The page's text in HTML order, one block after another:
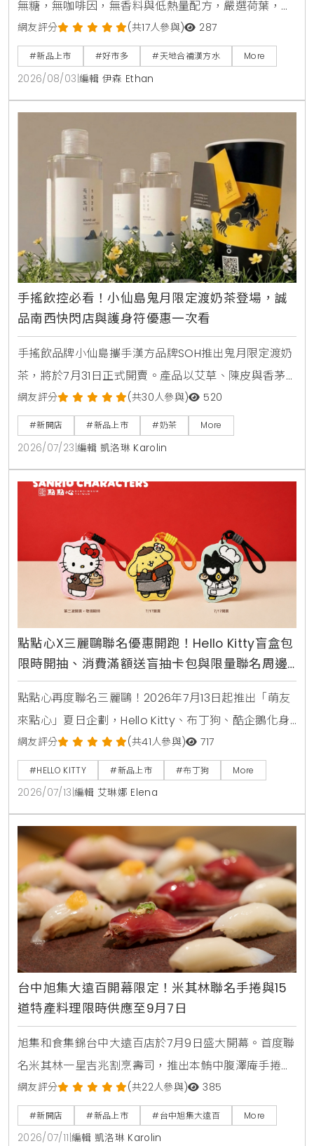
無糖，無咖啡因，無香料與低熱量配方，嚴選荷葉，薏
仁，山楂等草本素材，口感甘潤清爽。產品於2026年8
月上旬全台好市多Costco獨家上市，每箱24入售價
729元，提供日常輕鬆補水新選擇。
網友評分 (共17人參與) 287
#新品上市 #好市多 #天地合補漢方水 More
2026/08/03 編輯 伊森 Ethan
手搖飲控必看！小仙島鬼月限定渡奶茶登場，誠
品南西快閃店與護身符優惠一次看
手搖飲品牌小仙島攜手漢方品牌SOH推出鬼月限定渡奶
茶，將於7月31日正式開賣。產品以艾草、陳皮與香茅
等草本食材入茶，帶給讀者清爽去悶的全新風味。同步
登場的還有誠品生活台北南西店快閃店，以及與
Allumer Dessert合作的中秋甜點禮盒，提供豐富的生
活體驗與門市優惠。
網友評分 (共30人參與) 520
#新開店 #新品上市 #奶茶 More
2026/07/23 編輯 凱洛琳 Karolin
點點心X三麗鷗聯名優惠開跑！Hello Kitty盲盒包
限時開抽、消費滿額送盲抽卡包與限量聯名周邊
攻略
點點心再度聯名三麗鷗！2026年7月13日起推出「萌友
來點心」夏日企劃，Hello Kitty、布丁狗、酷企鵝化身
店長與主廚進駐全台點點心，推出首創美食盲盒豬仔
包、蘋果派西多士等11款限定港點，還有全台8間加碼打
卡門市與MagSafe磁吸手機支架、電繡皮革卡套等限
量周邊等你搶購。
網友評分 (共41人參與) 717
#HELLO KITTY #新品上市 #布丁狗 More
2026/07/13 編輯 艾琳娜 Elena
台中旭集大遠百開幕限定！米其林聯名手捲與15
道特產料理限時供應至9月7日
旭集和食集錦台中大遠百店於7月9日盛大開幕。首度聯
名米其林一星吉兆割烹壽司，推出本鮪中腹澤庵手捲與
蟹肉海膽空氣春捲。同步引進日本蜜柑鰤魚與NISSEI霜
淇淋聖代，更將台中在地的麻薏、大甲芋頭、東泉辣椒
醬融入和食料理中，打造15道只供應到9月7日的台中限
網友評分 (共22人參與) 385
#新開店 #新品上市 #台中旭集大遠百 More
2026/07/11 編輯 凱洛琳 Karolin